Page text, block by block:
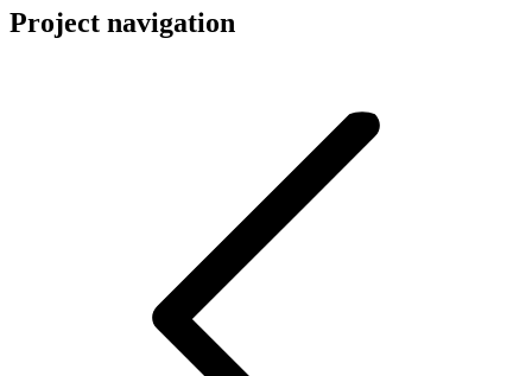
Project navigation